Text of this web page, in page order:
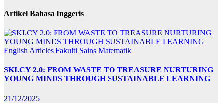
Artikel Bahasa Inggeris
English Articles Fakulti Sains Matematik
SKI.CY 2.0: FROM WASTE TO TREASURE NURTURING
YOUNG MINDS THROUGH SUSTAINABLE LEARNING
21/12/2025